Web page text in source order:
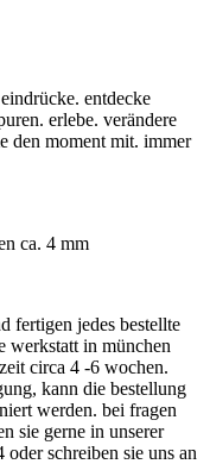
entdecke
erlebe. verändere
den moment mit. immer
ca. 4 mm
fertigen jedes bestellte
werkstatt in münchen
circa 4 -6 wochen.
kann die bestellung
werden. bei fragen
sie gerne in unserer
schreiben sie uns an